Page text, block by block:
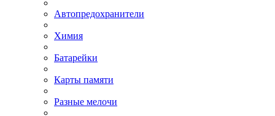
Автопредохранители
Химия
Батарейки
Карты памяти
Разные мелочи